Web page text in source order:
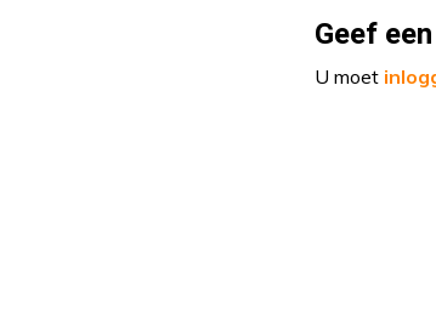
Geef
U moet